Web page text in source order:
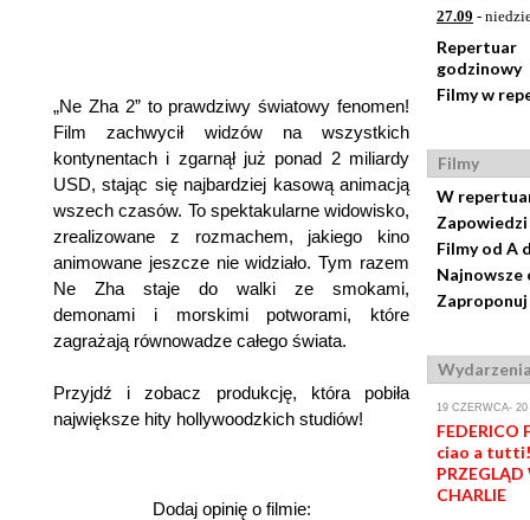
„Ne Zha 2” to prawdziwy światowy fenomen!
Film zachwycił widzów na wszystkich
kontynentach i zgarnął już ponad 2 miliardy
USD, stając się najbardziej kasową animacją
wszech czasów. To spektakularne widowisko,
zrealizowane z rozmachem, jakiego kino
animowane jeszcze nie widziało. Tym razem
Ne Zha staje do walki ze smokami,
demonami i morskimi potworami, które
zagrażają równowadze całego świata.
Przyjdź i zobacz produkcję, która pobiła
największe hity hollywoodzkich studiów!
Dodaj opinię o filmie:
27.09 -
Repertuar
godzinowy
Filmy w
Filmy
W
Zapowiedzi
Filmy od A
Najnowsze
19 CZERWCA-
FEDERICO
ciao a
CHARLIE